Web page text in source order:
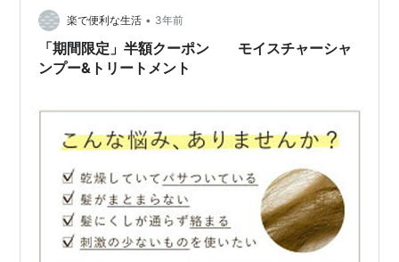
楽で便利な生活 • 3年前
「期間限定」半額クーポン モイスチャーシャ
ンプー&トリートメント